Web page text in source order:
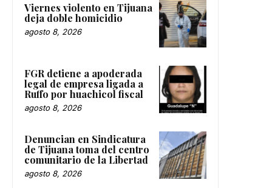
Viernes violento en Tijuana
deja doble homicidio
agosto 8, 2026
FGR detiene a apoderada
legal de empresa ligada a
Ruffo por huachicol fiscal
agosto 8, 2026
Denuncian en Sindicatura
de Tijuana toma del centro
comunitario de la Libertad
agosto 8, 2026